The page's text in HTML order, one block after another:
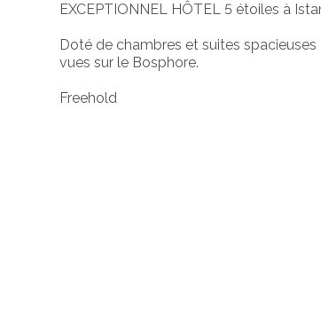
EXCEPTIONNEL HÔTEL 5 étoiles à
Doté de chambres et suites
vues sur le Bosphore.
Freehold